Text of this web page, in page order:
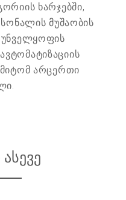
ხარჯებში,
მუშაობის
არცერთი